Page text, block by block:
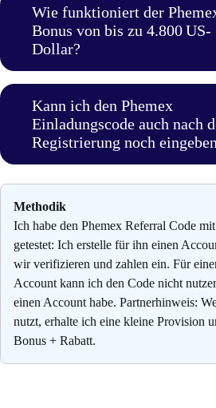
Wie funktioniert der
Bonus von bis zu 4.800 US-
Dollar?
Kann ich den Phemex
Einladungscode auch nach
Registrierung noch
Methodik
Ich habe den Phemex Referral Code
getestet: Ich erstelle für ihn einen
wir verifizieren und zahlen ein. Für
Account kann ich den Code nicht
einen Account habe. Partnerhinweis:
nutzt, erhalte ich eine kleine Provision
Bonus + Rabatt.